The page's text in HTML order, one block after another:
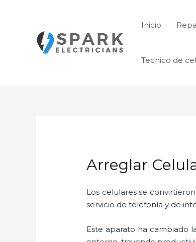
Inicio
Tecnico de
Arreglar
Los celulares se
servicio de telefonía y de
Este aparato ha cambiado